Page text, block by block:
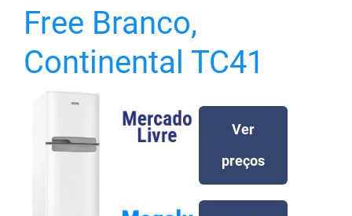
Free Branco,
Continental TC41
Ver
preços